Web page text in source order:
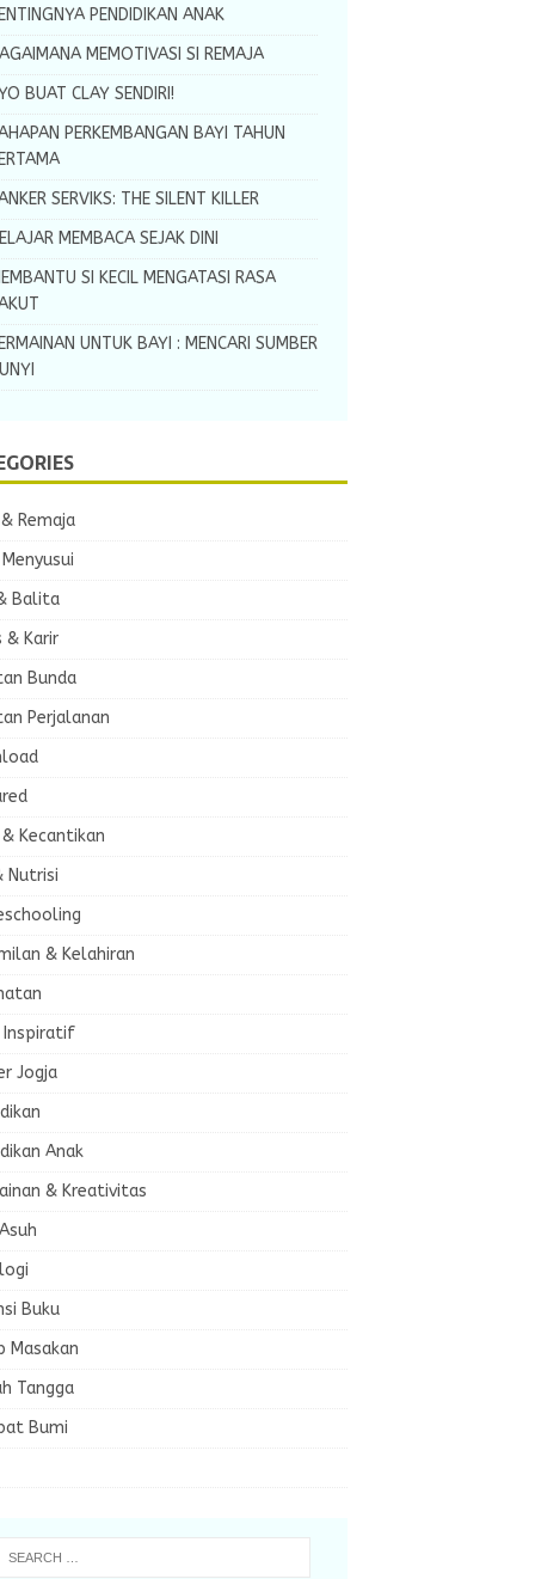
PENDIDIKAN ANAK
MEMOTIVASI SI REMAJA
BUAT CLAY SENDIRI!
PERKEMBANGAN BAYI TAHUN
SERVIKS: THE SILENT KILLER
MEMBACA SEJAK DINI
SI KECIL MENGATASI RASA
UNTUK BAYI : MENCARI SUMBER
Remaja
Balita
& Karir
Bunda
Perjalanan
Kecantikan
Nutrisi
& Kelahiran
Inspiratif
Jogja
Anak
& Kreativitas
Buku
Masakan
Tangga
Bumi